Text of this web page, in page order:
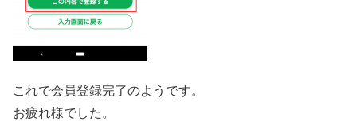
これで会員登録完了のようです。
お疲れ様でした。